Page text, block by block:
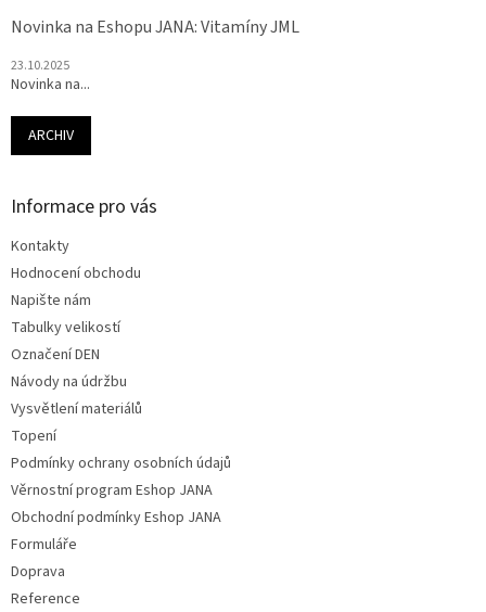
Novinka na Eshopu JANA: Vitamíny JML
23.10.2025
Novinka na...
ARCHIV
Informace pro vás
Kontakty
Hodnocení obchodu
Napište nám
Tabulky velikostí
Označení DEN
Návody na údržbu
Vysvětlení materiálů
Topení
Podmínky ochrany osobních údajů
Věrnostní program Eshop JANA
Obchodní podmínky Eshop JANA
Formuláře
Doprava
Reference